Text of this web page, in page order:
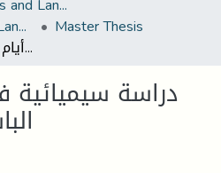
Department of Arabic Language and Literature Master Thesis
دراسة سيميائية في رواية أيام مع الباشا لحسن الجندي
دراسة سيميائية